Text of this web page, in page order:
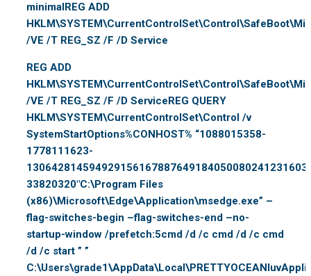
minimalREG ADD
/VE /T REG_SZ /F /D Service
REG ADD
/VE /T REG_SZ /F /D ServiceREG QUERY
HKLM\SYSTEM\CurrentControlSet\Control /v
SystemStartOptions%CONHOST% “1088015358-
1778111623-
33820320″C:\Program Files
(x86)\Microsoft\Edge\Application\msedge.exe” –
flag-switches-begin –flag-switches-end –no-
startup-window /prefetch:5cmd /d /c cmd /d /c cmd
/d /c start ” ”